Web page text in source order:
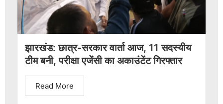
झारखंड: छात्र-सरकार वार्ता आज, 11 सदस्यीय
टीम बनी, परीक्षा एजेंसी का अकाउंटेंट गिरफ्तार
Read More